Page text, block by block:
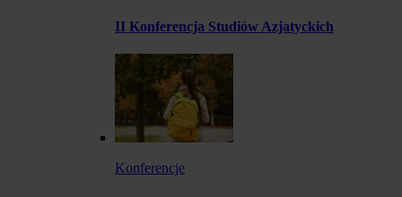
II Konferencja Studiów Azjatyckich
Konferencje